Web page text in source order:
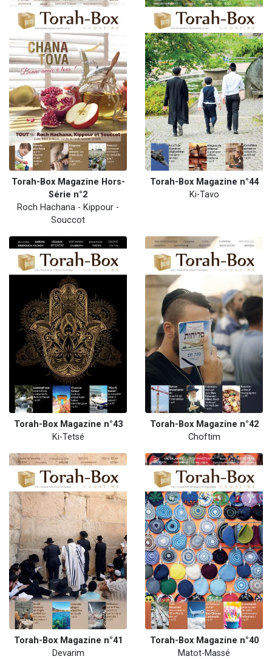
Torah-Box Magazine Hors-
Série n°2
Roch Hachana - Kippour -
Souccot
Torah-Box Magazine n°44
Ki-Tavo
Torah-Box Magazine n°43
Ki-Tetsé
Torah-Box Magazine n°42
Choftim
Torah-Box Magazine n°41
Devarim
Torah-Box Magazine n°40
Matot-Massé